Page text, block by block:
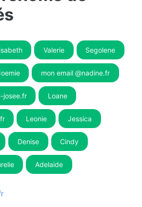
Valerie Segolene
mon email @nadine.fr
josee.fr Loane
Leonie Jessica
Denise Cindy
Adelaide